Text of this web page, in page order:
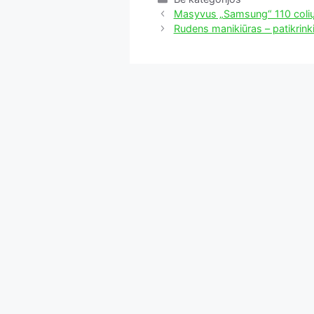
Masyvus „Samsung“ 110
Rudens manikiūras –